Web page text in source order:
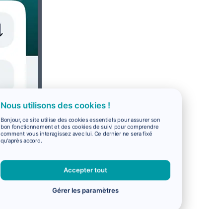
Nous utilisons des cookies !
Bonjour, ce site utilise des cookies essentiels pour assurer son
bon fonctionnement et des cookies de suivi pour comprendre
comment vous interagissez avec lui. Ce dernier ne sera fixé
qu'après accord.
Accepter tout
Gérer les paramètres